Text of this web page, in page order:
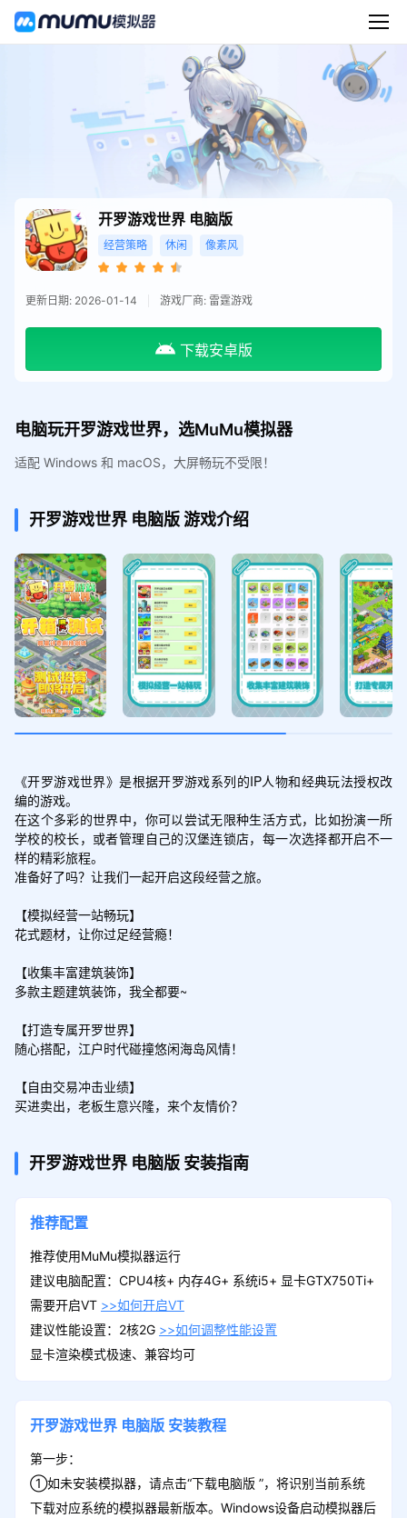
开罗游戏世界 电脑版
经营策略 休闲 像素风
更新日期: 2026-01-14 游戏厂商: 雷霆游戏
下载安卓版
电脑玩开罗游戏世界，选MuMu模拟器
适配 Windows 和 macOS，大屏畅玩不受限！
开罗游戏世界 电脑版游戏介绍
《开罗游戏世界》是根据开罗游戏系列的IP人物和经典玩法授权改
编的游戏。
在这个多彩的世界中，你可以尝试无限种生活方式，比如扮演一所
学校的校长，或者管理自己的汉堡连锁店，每一次选择都开启不一
样的精彩旅程。
准备好了吗？让我们一起开启这段经营之旅。
【模拟经营一站畅玩】
花式题材，让你过足经营瘾！
【收集丰富建筑装饰】
多款主题建筑装饰，我全都要~
【打造专属开罗世界】
随心搭配，江户时代碰撞悠闲海岛风情！
【自由交易冲击业绩】
买进卖出，老板生意兴隆，来个友情价？
开罗游戏世界 电脑版 安装指南
推荐配置
推荐使用MuMu模拟器运行
建议电脑配置：CPU4核+ 内存4G+ 系统i5+ 显卡GTX750Ti+
需要开启VT >>如何开启VT
建议性能设置：2核2G >>如何调整性能设置
显卡渲染模式极速、兼容均可
开罗游戏世界 电脑版 安装教程
第一步：
①如未安装模拟器，请点击“下载电脑版 ”，将识别当前系统
下载对应系统的模拟器最新版本。Windows设备启动模拟器后